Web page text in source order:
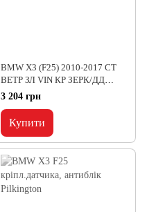
BMW X3 (F25) 2010-2017 СТ
ВЕТР ЗЛ VIN КР ЗЕРК/ДД
(2010-2012)
3 204 грн
Купити